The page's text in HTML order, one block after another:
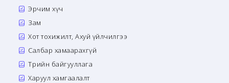
Эрчим хүч
Зам
Хот тохижилт, Ахуй үйлчилгээ
Салбар хамаарахгүй
Төрийн байгууллага
Харуул хамгаалалт